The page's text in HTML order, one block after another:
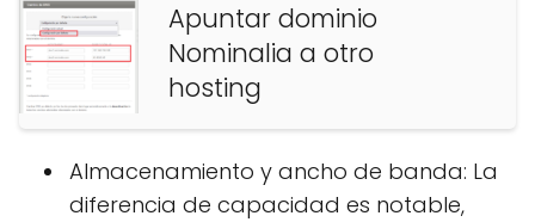
Apuntar dominio
Nominalia a otro
hosting
Almacenamiento y ancho de banda: La
diferencia de capacidad es notable,